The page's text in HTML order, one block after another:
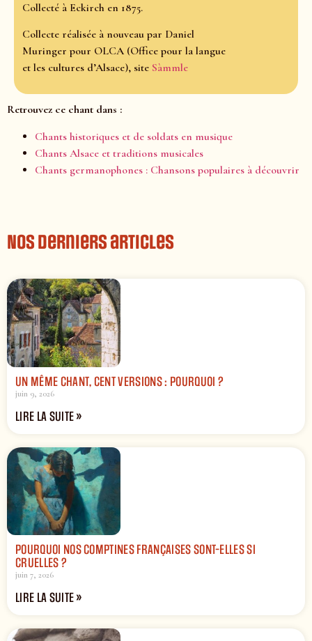
Collecté à Eckirch en 1875.
Collecte réalisée à nouveau par Daniel
Muringer pour OLCA (Office pour la langue
et les cultures d’Alsace), site Sàmmle
Retrouvez ce chant dans :
Chants historiques et de soldats en musique
Chants Alsace et traditions musicales
Chants germanophones : Chansons populaires à découvrir
Nos derniers articles
UN MÊME CHANT, CENT VERSIONS : POURQUOI ?
juin 9, 2026
LIRE LA SUITE »
POURQUOI NOS COMPTINES FRANÇAISES SONT-ELLES SI
CRUELLES ?
juin 7, 2026
LIRE LA SUITE »